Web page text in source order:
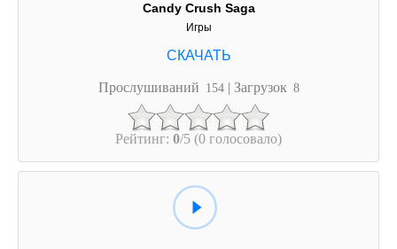
Candy Crush Saga
Игры
Прослушиваний 154 | Загрузок 8
Рейтинг: 0/5 (0 голосовало)